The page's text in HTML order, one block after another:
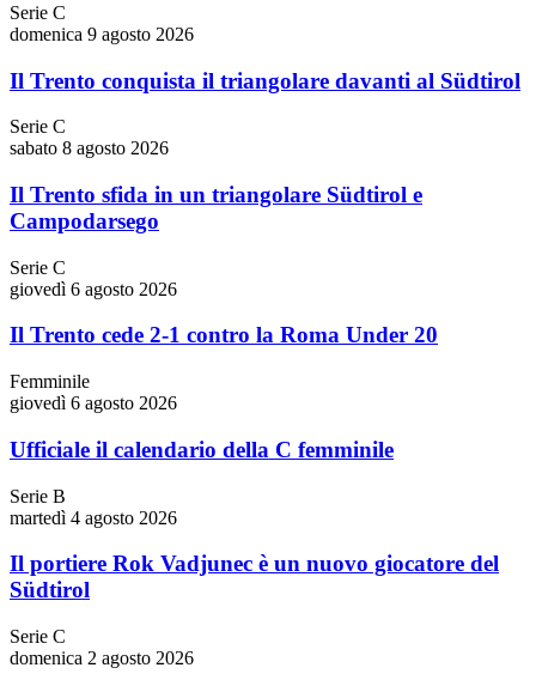
Serie C
domenica 9 agosto 2026
Il Trento conquista il triangolare davanti al Südtirol
Serie C
sabato 8 agosto 2026
Il Trento sfida in un triangolare Südtirol e
Campodarsego
Serie C
giovedì 6 agosto 2026
Il Trento cede 2-1 contro la Roma Under 20
Femminile
giovedì 6 agosto 2026
Ufficiale il calendario della C femminile
Serie B
martedì 4 agosto 2026
Il portiere Rok Vadjunec è un nuovo giocatore del
Südtirol
Serie C
domenica 2 agosto 2026